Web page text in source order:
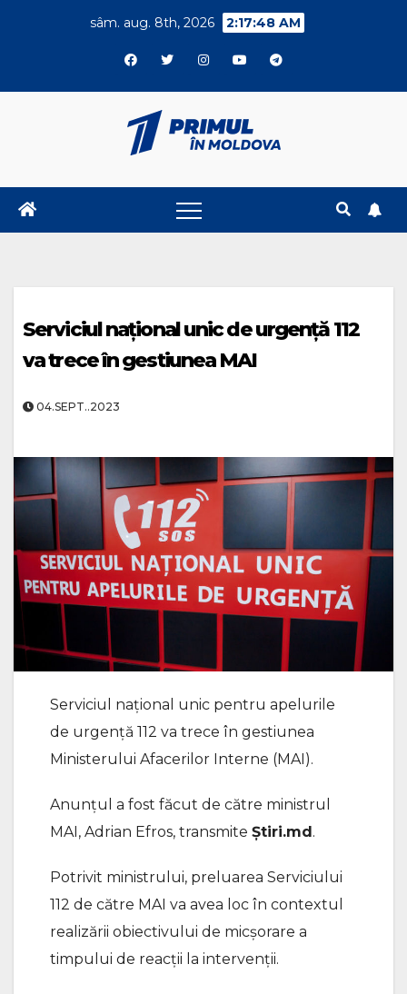
sâm. aug. 8th, 2026 2:17:49 AM
Serviciul național unic de urgență 112
va trece în gestiunea MAI
04.SEPT..2023
Serviciul național unic pentru apelurile
de urgență 112 va trece în gestiunea
Ministerului Afacerilor Interne (MAI).
Anunțul a fost făcut de către ministrul
MAI, Adrian Efros, transmite Știri.md.
Potrivit ministrului, preluarea Serviciului
112 de către MAI va avea loc în contextul
realizării obiectivului de micșorare a
timpului de reacții la intervenții.